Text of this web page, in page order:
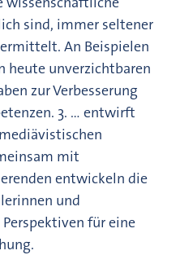
sind, immer seltener
An Beispielen
heute unverzichtbaren
zur Verbesserung
3. … entwirft
mit
entwickeln die
und
für eine